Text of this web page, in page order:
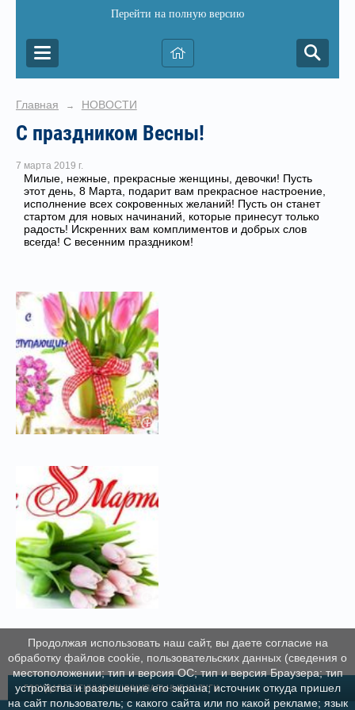
Перейти на полную версию
Главная → НОВОСТИ
С праздником Весны!
7 марта 2019 г.
Милые, нежные, прекрасные женщины, девочки! Пусть
этот день, 8 Марта, подарит вам прекрасное настроение,
исполнение всех сокровенных желаний! Пусть он станет
стартом для новых начинаний, которые принесут только
радость! Искренних вам комплиментов и добрых слов
всегда! С весенним праздником!
ГОСУДАРСТВЕННЫЕ МУНИЦИПАЛЬНЫЕ УСЛУГИ
Продолжая использовать наш сайт, вы даете согласие на
обработку файлов cookie, пользовательских данных (сведения о
местоположении; тип и версия ОС; тип и версия Браузера; тип
устройства и разрешение его экрана; источник откуда пришел
на сайт пользователь; с какого сайта или по какой рекламе; язык